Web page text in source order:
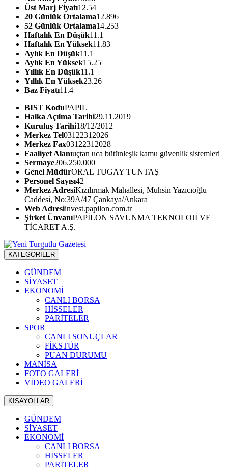
Üst Marj Fiyatı12.54
20 Günlük Ortalama12.896
52 Günlük Ortalama14.253
Haftalık En Düşük11.1
Haftalık En Yüksek11.83
Aylık En Düşük11.1
Aylık En Yüksek15.25
Yıllık En Düşük11.1
Yıllık En Yüksek23.26
Baz Fiyatı11.4
BIST KoduPAPIL
Halka Açılma Tarihi29.11.2019
Kuruluş Tarihi18/12/2012
Merkez Tel03122312026
Merkez Fax03122312028
Faaliyet Alanıuçtan uca bütünleşik kamu güvenlik sistemleri
Sermaye206.250.000
Genel MüdürORAL TUGAY TUNTAŞ
Personel Sayısı42
Merkez AdresiKızılırmak Mahallesi, Muhsin Yazıcıoğlu
Caddesi, No:39A/47 Çankaya/Ankara
Web Adresiinvest.papilon.com.tr
Şirket ÜnvanıPAPİLON SAVUNMA TEKNOLOJİ VE
TİCARET A.Ş.
KATEGORİLER
GÜNDEM
SİYASET
EKONOMİ
CANLI BORSA
HİSSELER
PARİTELER
SPOR
CANLI SONUÇLAR
FİKSTÜR
PUAN DURUMU
MANİSA
FOTO GALERİ
VİDEO GALERİ
KISAYOLLAR
GÜNDEM
SİYASET
EKONOMİ
CANLI BORSA
HİSSELER
PARİTELER